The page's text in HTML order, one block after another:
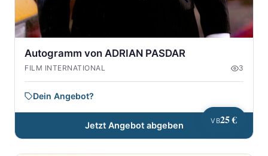
VB25 €
Autogramm von ADRIAN PASDAR
FILM INTERNATIONAL 3
Dein Angebot?
Jetzt Angebot abgeben